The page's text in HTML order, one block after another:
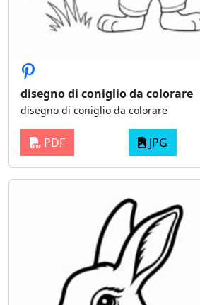
disegno di coniglio da colorare
disegno di coniglio da colorare
PDF JPG